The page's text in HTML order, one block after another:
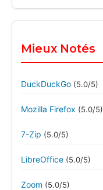
Mieux Notés
DuckDuckGo (5.0/5)
Mozilla Firefox (5.0/5)
7-Zip (5.0/5)
LibreOffice (5.0/5)
Zoom (5.0/5)